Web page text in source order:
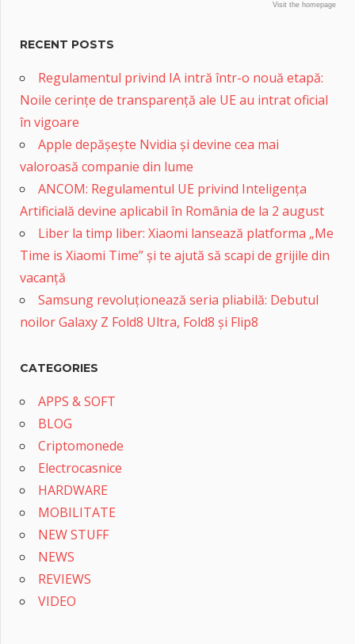
Visit the homepage
RECENT POSTS
Regulamentul privind IA intră într-o nouă etapă:
Noile cerințe de transparență ale UE au intrat oficial
în vigoare
Apple depășește Nvidia și devine cea mai
valoroasă companie din lume
ANCOM: Regulamentul UE privind Inteligența
Artificială devine aplicabil în România de la 2 august
Liber la timp liber: Xiaomi lansează platforma „Me
Time is Xiaomi Time” și te ajută să scapi de grijile din
vacanță
Samsung revoluționează seria pliabilă: Debutul
noilor Galaxy Z Fold8 Ultra, Fold8 și Flip8
CATEGORIES
APPS & SOFT
BLOG
Criptomonede
Electrocasnice
HARDWARE
MOBILITATE
NEW STUFF
NEWS
REVIEWS
VIDEO